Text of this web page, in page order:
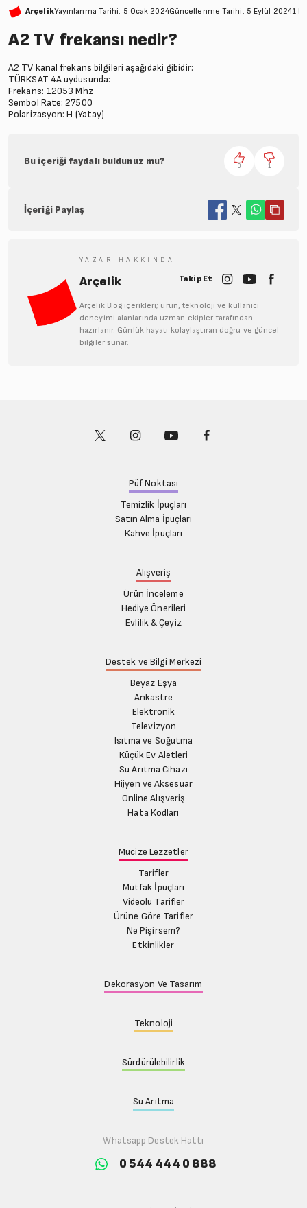
ArçelikYayınlanma Tarihi: 5 Ocak 2024Güncellenme Tarihi: 5 Eylül 20241
A2 TV frekansı nedir?
A2 TV kanal frekans bilgileri aşağıdaki gibidir:
TÜRKSAT 4A uydusunda:
Frekans: 12053 Mhz
Sembol Rate: 27500
Polarizasyon: H (Yatay)
Bu içeriği faydalı buldunuz mu? 0 1
İçeriği Paylaş
YAZAR HAKKINDA
Arçelik Takip Et
Arçelik Blog içerikleri; ürün, teknoloji ve kullanıcı
deneyimi alanlarında uzman ekipler tarafından
hazırlanır. Günlük hayatı kolaylaştıran doğru ve güncel
bilgiler sunar.
Püf Noktası
Temizlik İpuçları
Satın Alma İpuçları
Kahve İpuçları
Alışveriş
Ürün İnceleme
Hediye Önerileri
Evlilik & Çeyiz
Destek ve Bilgi Merkezi
Beyaz Eşya
Ankastre
Elektronik
Televizyon
Isıtma ve Soğutma
Küçük Ev Aletleri
Su Arıtma Cihazı
Hijyen ve Aksesuar
Online Alışveriş
Hata Kodları
Mucize Lezzetler
Tarifler
Mutfak İpuçları
Videolu Tarifler
Ürüne Göre Tarifler
Ne Pişirsem?
Etkinlikler
Dekorasyon Ve Tasarım
Teknoloji
Sürdürülebilirlik
Su Arıtma
Whatsapp Destek Hattı
0 544 444 0 888